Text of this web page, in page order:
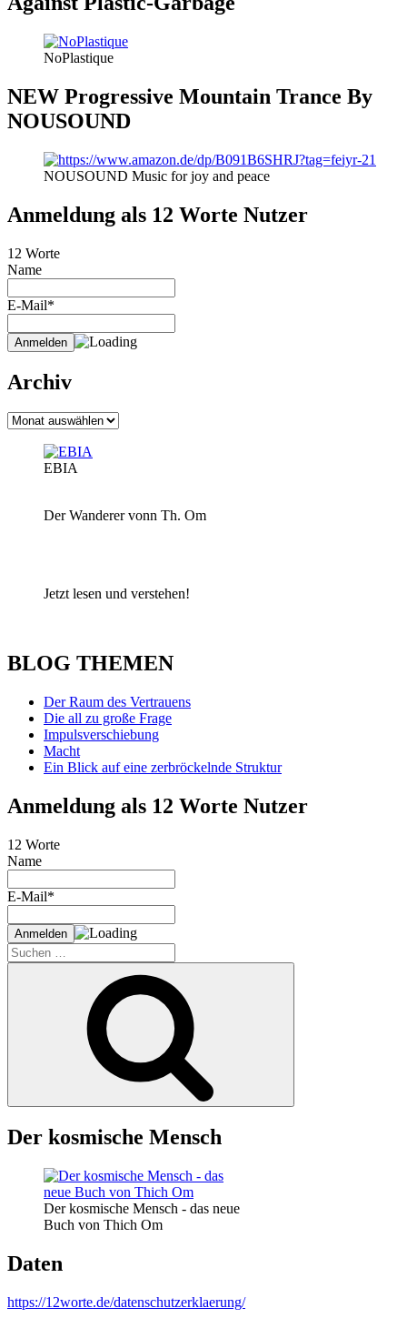
NoPlastique
NEW Progressive Mountain Trance By
NOUSOUND
NOUSOUND Music for joy and peace
Anmeldung als 12 Worte Nutzer
12 Worte
Name
E-Mail*
Archiv
Archiv
EBIA
Der Wanderer vonn Th. Om
Jetzt lesen und verstehen!
BLOG THEMEN
Der Raum des Vertrauens
Die all zu große Frage
Impulsverschiebung
Macht
Ein Blick auf eine zerbröckelnde Struktur
Anmeldung als 12 Worte Nutzer
12 Worte
Name
E-Mail*
Suche
nach:
Der kosmische Mensch
Der kosmische Mensch - das neue
Buch von Thich Om
Daten
https://12worte.de/datenschutzerklaerung/